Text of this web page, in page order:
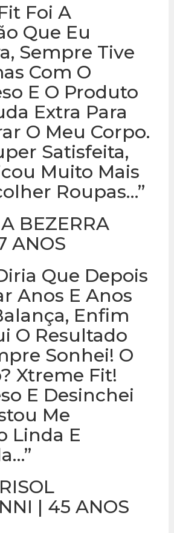
Foi A
Que Eu
Sempre Tive
Com O
E O Produto
Extra Para
O Meu Corpo.
Satisfeita,
Muito Mais
Roupas…”
BEZERRA
ANOS
Que Depois
Anos E Anos
Enfim
O Resultado
Sonhei! O
Xtreme Fit!
E Desinchei
Me
Linda E
| 45 ANOS